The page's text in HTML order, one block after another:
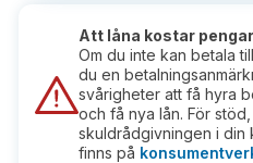
Att låna kostar
Om du inte kan betala
du en
svårigheter att få hyra
och få nya lån. För
skuldrådgivningen i din
finns på